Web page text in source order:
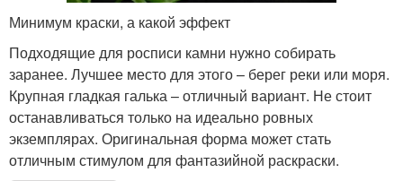
Минимум краски, а какой эффект
Подходящие для росписи камни нужно собирать
заранее. Лучшее место для этого – берег реки или моря.
Крупная гладкая галька – отличный вариант. Не стоит
останавливаться только на идеально ровных
экземплярах. Оригинальная форма может стать
отличным стимулом для фантазийной раскраски.